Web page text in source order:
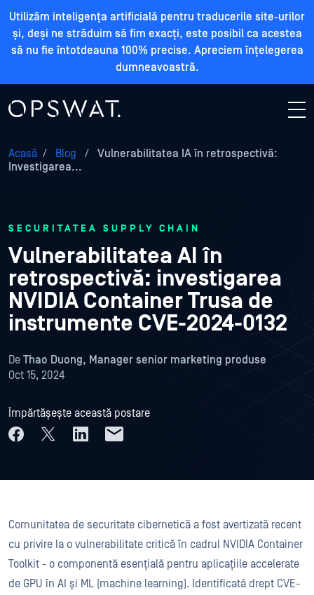
Utilizăm inteligența artificială pentru traducerile site-urilor
și, deși ne străduim să fim exacți, este posibil ca acestea
să nu fie întotdeauna 100% precise. Apreciem înțelegerea
dumneavoastră.
Acasă / Blog /
Vulnerabilitatea IA în retrospectivă:
Investigarea...
SECURITATEA SUPPLY CHAIN
Vulnerabilitatea AI în
retrospectivă: investigarea
NVIDIA Container Trusa de
instrumente CVE-2024-0132
De Thao Duong, Manager senior marketing produse
Oct 15, 2024
Împărtășește această postare
Comunitatea de securitate cibernetică a fost avertizată recent
cu privire la o vulnerabilitate critică în cadrul NVIDIA Container
Toolkit - o componentă esențială pentru aplicațiile accelerate
de GPU în AI și ML (machine learning). Identificată drept CVE-